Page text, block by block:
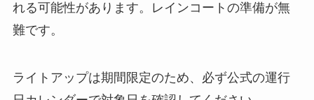
れる可能性があります。レインコートの準備が無
難です。
ライトアップは期間限定のため、必ず公式の運行